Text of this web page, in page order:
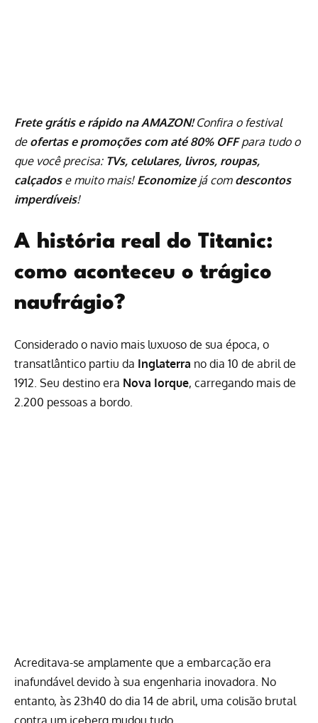
Frete grátis e rápido na AMAZON!Confira o festival
de ofertas e promoções com até 80% OFFpara tudo o
que você precisa: TVs, celulares, livros, roupas,
calçadose muito mais! Economizejá com descontos
imperdíveis!
A história real do Titanic:
como aconteceu o trágico
naufrágio?
Considerado o navio mais luxuoso de sua época, o
transatlântico partiu da Inglaterra no dia 10 de abril de
1912. Seu destino era Nova Iorque, carregando mais de
2.200 pessoas a bordo.
Acreditava-se amplamente que a embarcação era
inafundável devido à sua engenharia inovadora. No
entanto, às 23h40 do dia 14 de abril, uma colisão brutal
contra um iceberg mudou tudo.